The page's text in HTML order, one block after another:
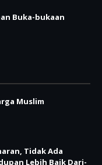
Buka-bukaan
Muslim
Tidak Ada
Lebih Baik Dari-